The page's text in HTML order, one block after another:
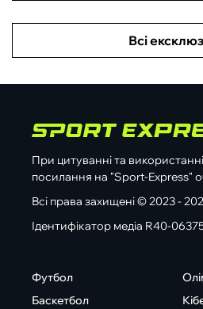
Всі
При цитуванні та
посилання на "Sport-Express"
Всі права захищені © 2023 -
Ідентифікатор медіа R40-
Футбол
Баскетбол